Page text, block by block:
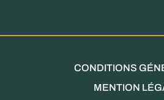
CONDITIONS
MENTION